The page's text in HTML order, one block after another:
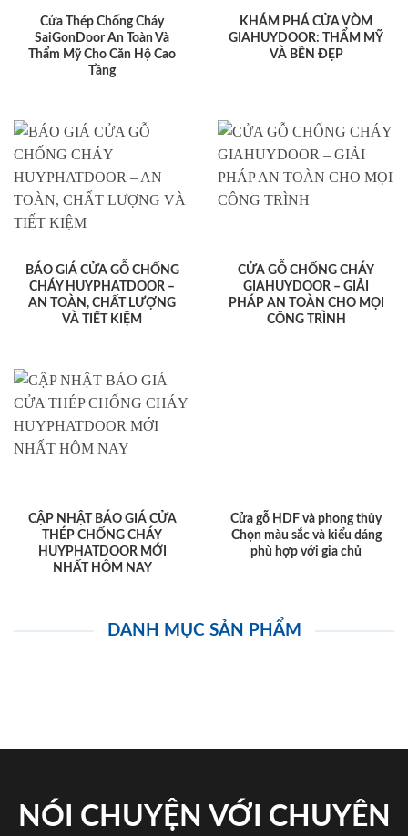
Cửa Thép Chống Cháy
SaiGonDoor An Toàn Và
Thẩm Mỹ Cho Căn Hộ Cao
Tầng
KHÁM PHÁ CỬA VÒM
GIAHUYDOOR: THẨM MỸ
VÀ BỀN ĐẸP
BÁO GIÁ CỬA GỖ CHỐNG
CHÁY HUYPHATDOOR –
AN TOÀN, CHẤT LƯỢNG
VÀ TIẾT KIỆM
CỬA GỖ CHỐNG CHÁY
GIAHUYDOOR – GIẢI
PHÁP AN TOÀN CHO MỌI
CÔNG TRÌNH
CẬP NHẬT BÁO GIÁ CỬA
THÉP CHỐNG CHÁY
HUYPHATDOOR MỚI
NHẤT HÔM NAY
Cửa gỗ HDF và phong thủy
Chọn màu sắc và kiểu dáng
phù hợp với gia chủ
DANH MỤC SẢN PHẨM
NÓI CHUYỆN VỚI CHUYÊN